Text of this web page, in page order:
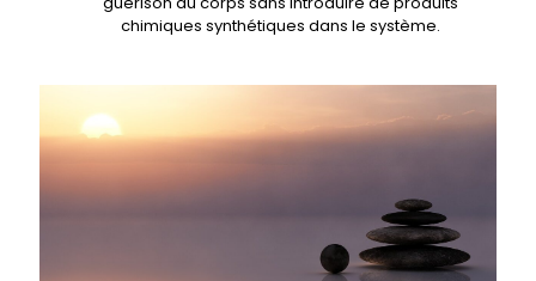
chimiques synthétiques dans le système.